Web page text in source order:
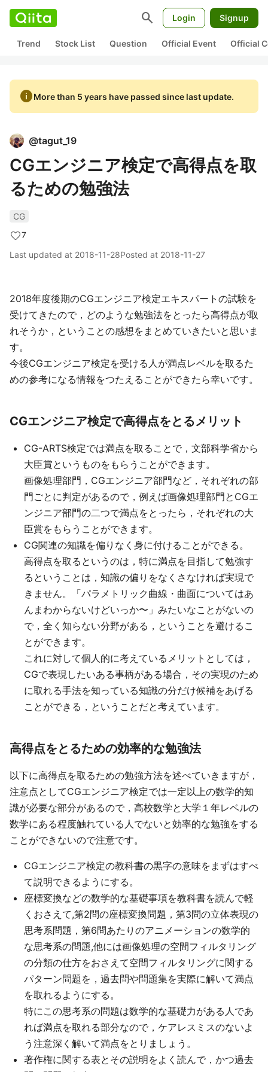
search Login Signup
Trend Stock List Question Official Event Official
infoMore than 5 years have passed since last update.
@tagut_19
CGエンジニア検定で高得点を取
るための勉強法
CG
7
Last updated at 2018-11-28Posted at 2018-11-27
2018年度後期のCGエンジニア検定エキスパートの試験を
受けてきたので，どのような勉強法をとったら高得点が取
れそうか，ということの感想をまとめていきたいと思いま
す。
今後CGエンジニア検定を受ける人が満点レベルを取るた
めの参考になる情報をつたえることができたら幸いです。
CGエンジニア検定で高得点をとるメリット
CG-ARTS検定では満点を取ることで，文部科学省から
大臣賞というものをもらうことができます。
画像処理部門，CGエンジニア部門など，それぞれの部
門ごとに判定があるので，例えば画像処理部門とCGエ
ンジニア部門の二つで満点をとったら，それぞれの大
臣賞をもらうことができます。
CG関連の知識を偏りなく身に付けることができる。
高得点を取るというのは，特に満点を目指して勉強す
るということは，知識の偏りをなくさなければ実現で
きません。「パラメトリック曲線・曲面についてはあ
んまわからないけどいっか〜」みたいなことがないの
で，全く知らない分野がある，ということを避けるこ
とができます。
これに対して個人的に考えているメリットとしては，
CGで表現したいある事柄がある場合，その実現のため
に取れる手法を知っている知識の分だけ候補をあげる
ことができる，ということだと考えています。
高得点をとるための効率的な勉強法
以下に高得点を取るための勉強方法を述べていきますが，
注意点としてCGエンジニア検定では一定以上の数学的知
識が必要な部分があるので，高校数学と大学１年レベルの
数学にある程度触れている人でないと効率的な勉強をする
ことができないので注意です。
CGエンジニア検定の教科書の黒字の意味をまずはすべ
て説明できるようにする。
座標変換などの数学的な基礎事項を教科書を読んで軽
くおさえて,第2問の座標変換問題，第3問の立体表現の
思考系問題，第6問あたりのアニメーションの数学的
な思考系の問題,他には画像処理の空間フィルタリング
の分類の仕方をおさえて空間フィルタリングに関する
パターン問題を，過去問や問題集を実際に解いて満点
を取れるようにする。
特にこの思考系の問題は数学的な基礎力がある人であ
れば満点を取れる部分なので，ケアレスミスのないよ
う注意深く解いて満点をとりましょう。
著作権に関する表とその説明をよく読んで，かつ過去